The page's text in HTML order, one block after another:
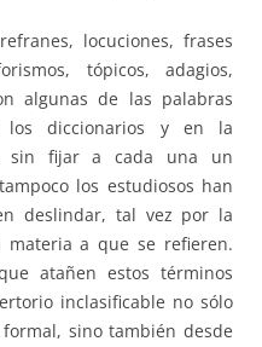
locuciones, frases
tópicos, adagios,
algunas de las palabras
diccionarios y en la
sin fijar a cada una un
los estudiosos han
deslindar, tal vez por la
a que se refieren.
atañen estos términos
inclasificable no sólo
sino también desde